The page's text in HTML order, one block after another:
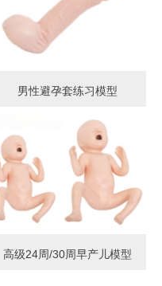
男性避孕套练习模型
高级24周/30周早产儿模型